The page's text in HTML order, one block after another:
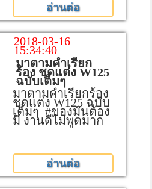
อ่านต่อ
2018-03-16
15:34:40
มาตามคำเรียก
ร้อง ชุดแต่ง W125
ฉบับเต็มๆ
มาตามคำเรียกร้อง
ชุดแต่ง W125 ฉบับ
เต็มๆ #ของมันต้อง
มี งานดีไม่พูดมาก
อ่านต่อ